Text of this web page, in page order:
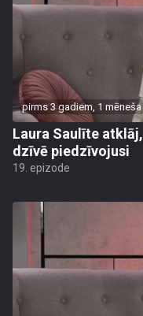
pirms 3 gadiem, 1 mēneša
Laura Saulīte
dzīvē piedzīvojusi
19. epizode